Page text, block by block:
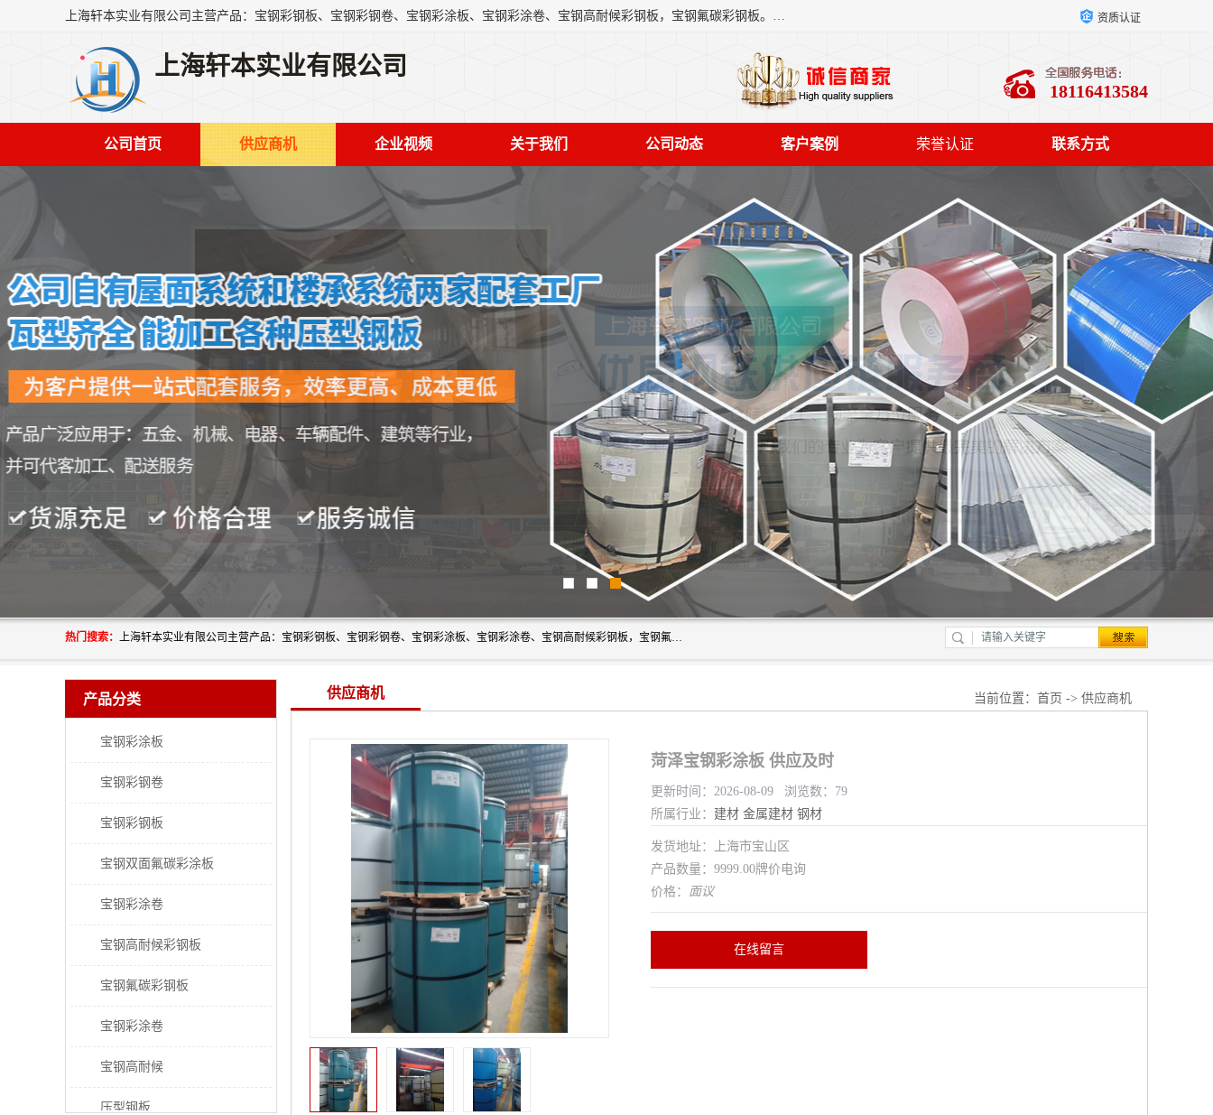
上海轩本实业有限公司主营产品：宝钢彩钢板、宝钢彩钢卷、宝钢彩涂板、宝钢彩涂卷、宝钢高耐候彩钢板，宝钢氟碳彩钢板。是一家集钢铁贸易，物流、加工为一体的产业全配套公司。 资质认证
上海轩本实业有限公司
18116413584
公司首页 供应商机 企业视频 关于我们 公司动态 客户案例 荣誉认证 联系方式
热门搜索： 上海轩本实业有限公司主营产品：宝钢彩钢板、宝钢彩钢卷、宝钢彩涂板、宝钢彩涂卷、宝钢高耐候彩钢板，宝钢氟碳彩钢板。是一家集钢铁贸易，物流、加工为一体的产业全配套公司。
产品分类
宝钢彩涂板
宝钢彩钢卷
宝钢彩钢板
宝钢双面氟碳彩涂板
宝钢彩涂卷
宝钢高耐候彩钢板
宝钢氟碳彩钢板
宝钢彩涂卷
宝钢高耐候
压型钢板
供应商机 当前位置： 首页 -> 供应商机
菏泽宝钢彩涂板 供应及时
更新时间：2026-08-09 浏览数：79
所属行业： 建材 金属建材 钢材
发货地址：上海市宝山区
产品数量：9999.00牌价电询
价格： 面议
在线留言